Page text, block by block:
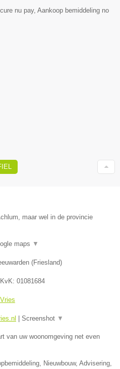
nu pay, Aankoop bemiddeling no
maar wel in de provincie
maps ▼
(Friesland)
01081684
Screenshot ▼
van uw woonomgeving net even
Nieuwbouw, Advisering,